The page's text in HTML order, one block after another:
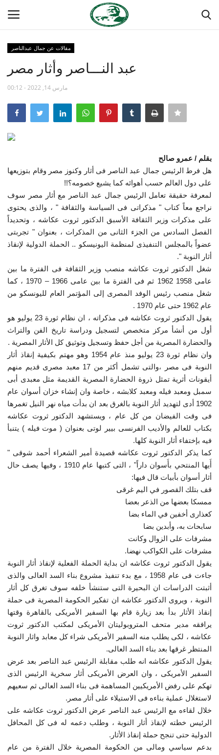
تسجيل الدخول
الصفحة الرئيسية
منتدى ناصر الدولي
مدرسة الطليعة الوطنية
فريق العمل
إرث جمال عبدالناصر
شروط وأحكام منحة ناصر للقيادة الدولية
منحة ناصر للقيادة الدولية
مرجعياتنا
المواطن العالمي
الرواد
فرص
الفيديوهات
لغة
English Swahili español
French Arabic
مقالات عن جمال عبدالناصر
مارس 14, 2022 - 00:12
بقلم / عمرو صالح
هل فرط الرئيس جمال عبد الناصر فى أثار وكنوز مصر وقام بتوزيعها
على دول العالم حسب أهوائه كما يشيع خصومه؟!!
لمعرفة حقيقة تعامل الرئيس جمال عبد الناصر مع أثار مصر سوف
نراجع معاً كتاب " مذكراتى فى السياسة والثقافة " ، والذى يحتوى
على مذكرات وزير الثقافة الأسبق الدكتور ثروت عكاشه ، وتحديداً
الفصل السادس من الجزء الثانى من المذكرات ، بعنوان " تجربتى
عضواً بالمجلس التنفيذى لمنظمة اليونيسكو .. الحملة الدولية لإنقاذ
أثار النوبة ".
شغل الدكتور ثروت عكاشه منصب وزير الثقافة فى الفترة ما بين
عامى 1958 1962 ثم فى الفترة ما بين عامى 1966 – 1970 ، كما
شغل منصب رئيس الوفد المصرى إلى المؤتمر العام لليونسكو من
عام 1962 حتى عام 1970 .
يقول الدكتور ثروت عكاشه فى مذكراته ، ان نظام ثورة 23 يوليو هو
أول من أنشأ مركز متخصص لتسجيل ودراسة تاريخ الفن والتراث
والحضارة المصرية من أجل حفظ وتسجيل وتوثيق كل الأثار المصرية .
وان نظام ثورة 23 يوليو منذ عام 1954 وهو مهتم بكيفية إنقاذ أثار
النوبة فى مصر ،والتى تشمل أكثر من 17 معبد مصرى قديم منهم
أيقونات أثرية تمثل ذروة الحضارة المصرية القديمة مثل معبدى أبى
سمبل ومعبد فيله ومعبد كلابشه ، خاصة وان إنشاء خزان أسوان عام
1902 أدى لتهديد أثار النوبة بالغرق بعد ان بدأت مياه نهر النيل تغمرها
فى وقت الفيضان من كل عام ، ويستشهد الدكتور ثروت عكاشه
بكتاب للعالم والأديب الفرنسى بيير لوتى بعنوان ( موت فيله ) يتنبأ
فيه بإختفاء أثار النوبة كلها.
كما يذكر الدكتور ثروت عكاشه قصيدة أمير الشعراء أحمد شوقى "
أَيها المنتحي بأَسوان داراً" ، التى كتبها عام 1910 ، وفيها يصف حال
أثار أسوان بأبيات قال فيها:
قف بتلك القصور في اليم غرقى
ممسكا بعضها من الذعر بعضا
كعذارى أخفين في الماء بضا
سابحات به، وأبدين بضا
مشرفات على الزوال وكانت
مشرفات على الكواكب نهضا.
يقول الدكتور ثروت عكاشه ان بداية الحملة الفعلية لإنقاذ أثار النوبة
جاءت فى عام 1958 ، مع بدء تنفيذ مشروع بناء السد العالى والذى
أثبتت الدراسات ان البحيرة التى ستنشأ خلفه سوف تغرق كل أثار
النوبة ، ويروى الدكتور عكاشه ان تفكير الحكومة المصرية فى حملة
إنقاذ الأثار بدأ بعد زيارة قام بها السفير الأمريكى بالقاهرة وقتها
يرافقه مدير متحف المتروبوليتان الأمريكى لمكتب الدكتور ثروت
عكاشه ، لكى يطلب منه السفير الأمريكى شراء كل معابد واثار النوبة
المنتظر غرقها بعد بناء السد العالى.
يقول الدكتور عكاشه انه طلب مقابلة الرئيس عبد الناصر بعد عرض
السفير الأمريكى ، وان العرض الأمريكى أثار سخرية الرئيس الذى
تهكم على رفض الأمريكيين المساهمة فى بناء السد العالى ثم سعيهم
لاستغلال عملية بناءه فى الاستيلاء على أثار مصر.
خلال لقاءه مع الرئيس عبد الناصر عرض الدكتور ثروت عكاشه على
الرئيس خطته لإنقاذ أثار النوبة ، وطلب دعمه له فى كل المحافل
الدولية حتى تنجح حملة إنقاذ الأثار.
بدعم سياسي ومالى من الحكومة المصرية خلال الفترة من عام